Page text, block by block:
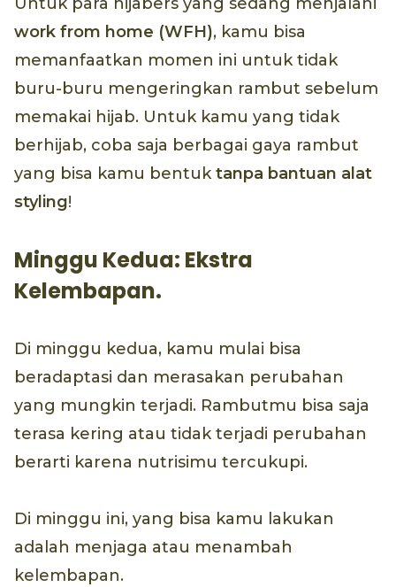
work from home (WFH), kamu bisa
memanfaatkan momen ini untuk tidak
buru-buru mengeringkan rambut sebelum
memakai hijab. Untuk kamu yang tidak
berhijab, coba saja berbagai gaya rambut
yang bisa kamu bentuktanpa bantuan alat
styling!
Minggu Kedua: Ekstra
Kelembapan.
Di minggu kedua, kamu mulai bisa
beradaptasi dan merasakan perubahan
yang mungkin terjadi. Rambutmu bisa saja
terasa kering atau tidak terjadi perubahan
berarti karena nutrisimu tercukupi.
Di minggu ini, yang bisa kamu lakukan
adalah menjaga atau menambah
kelembapan.